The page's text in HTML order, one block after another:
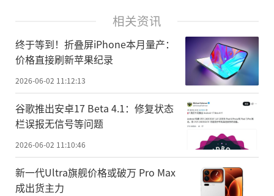
相关资讯
终于等到！折叠屏iPhone本月量产：
价格直接刷新苹果纪录
2026-06-02 11:12:13
谷歌推出安卓17 Beta 4.1：修复状态
栏误报无信号等问题
2026-06-02 11:10:46
新一代Ultra旗舰价格或破万 Pro Max
成出货主力